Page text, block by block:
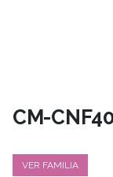
CM-
VER FAMILIA